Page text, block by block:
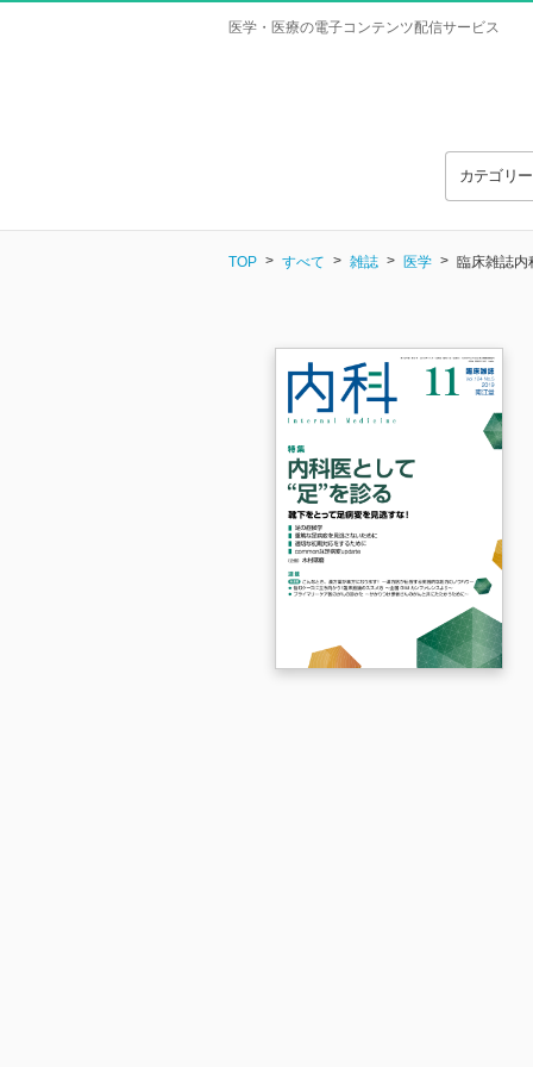
医学・医療の電子コンテンツ配信サービス
カテゴリ
TOP すべて 雑誌 医学 臨床雑誌